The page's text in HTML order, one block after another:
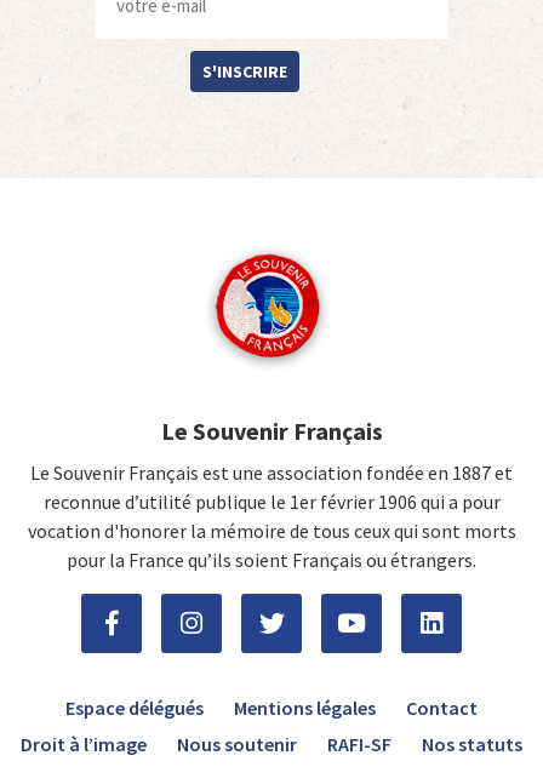
S'INSCRIRE
Le Souvenir Français
Le Souvenir Français est une association fondée en 1887 et
reconnue d’utilité publique le 1er février 1906 qui a pour
vocation d'honorer la mémoire de tous ceux qui sont morts
pour la France qu’ils soient Français ou étrangers.
Espace délégués Mentions légales
Contact
Droit à l’image
Nous soutenir RAFI-SF Nos statuts